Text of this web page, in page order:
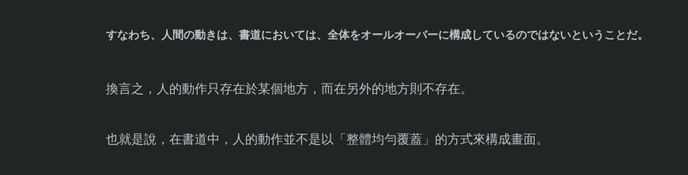
すなわち、人間の動きは、書道においては、全体をオールオーバーに構成しているのではないということだ。
換言之，人的動作只存在於某個地方，而在另外的地方則不存在。
也就是說，在書道中，人的動作並不是以「整體均勻覆蓋」的方式來構成畫面。